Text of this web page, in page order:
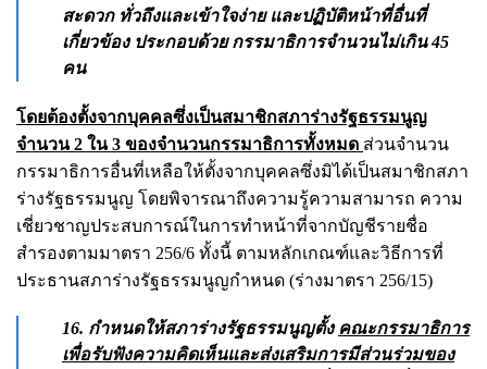
สะดวก ทั่วถึงและเข้าใจง่าย และปฏิบัติหน้าที่อื่นที่
เกี่ยวข้อง ประกอบด้วย กรรมาธิการจำนวนไม่เกิน 45
คน
โดยต้องตั้งจากบุคคลซึ่งเป็นสมาชิกสภาร่างรัฐธรรมนูญ
จำนวน 2 ใน 3 ของจำนวนกรรมาธิการทั้งหมด ส่วนจำนวน
กรรมาธิการอื่นที่เหลือให้ตั้งจากบุคคลซึ่งมิได้เป็นสมาชิกสภา
ร่างรัฐธรรมนูญ โดยพิจารณาถึงความรู้ความสามารถ ความ
เชี่ยวชาญประสบการณ์ในการทำหน้าที่จากบัญชีรายชื่อ
สำรองตามมาตรา 256/6 ทั้งนี้ ตามหลักเกณฑ์และวิธีการที่
ประธานสภาร่างรัฐธรรมนูญกำหนด (ร่างมาตรา 256/15)
16. กำหนดให้สภาร่างรัฐธรรมนูญตั้ง คณะกรรมาธิการ
เพื่อรับฟังความคิดเห็นและส่งเสริมการมีส่วนร่วมของ